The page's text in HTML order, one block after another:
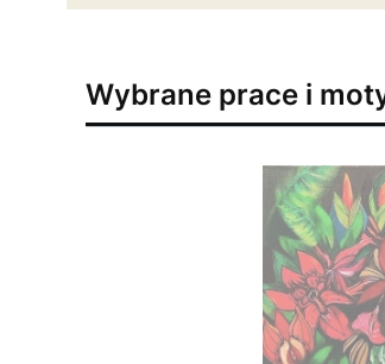
Wybrane prace i